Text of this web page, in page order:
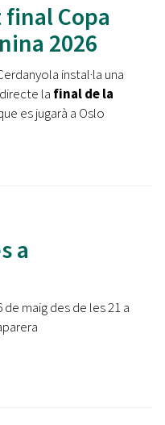
Copa
2026
instal·la una
la final de la
es jugarà a Oslo
a
maig des de les 21 a